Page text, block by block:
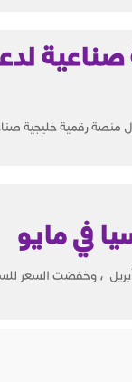
صناعية
منصة رقمية خليجية
في مايو